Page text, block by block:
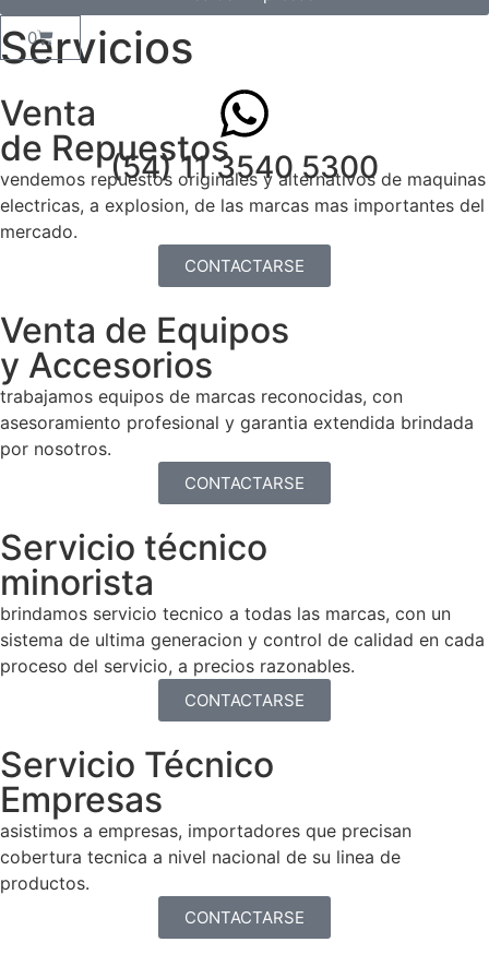
0
(54) 11 3540 5300
Servicios
Venta
de Repuestos
vendemos repuestos originales y alternativos de maquinas
electricas, a explosion, de las marcas mas importantes del
mercado.
CONTACTARSE
Venta de Equipos
y Accesorios
trabajamos equipos de marcas reconocidas, con
asesoramiento profesional y garantia extendida brindada
por nosotros.
CONTACTARSE
Servicio técnico
minorista
brindamos servicio tecnico a todas las marcas, con un
sistema de ultima generacion y control de calidad en cada
proceso del servicio, a precios razonables.
CONTACTARSE
Servicio Técnico
Empresas
asistimos a empresas, importadores que precisan
cobertura tecnica a nivel nacional de su linea de
productos.
CONTACTARSE